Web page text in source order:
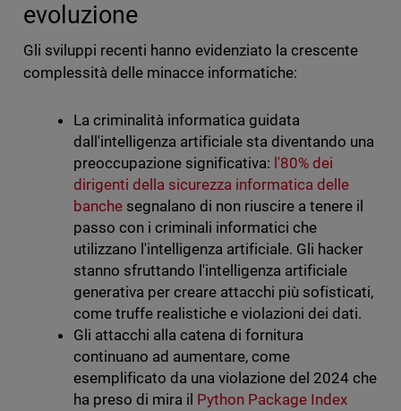
evoluzione
Gli sviluppi recenti hanno evidenziato la crescente
complessità delle minacce informatiche:
La criminalità informatica guidata
dall'intelligenza artificiale sta diventando una
preoccupazione significativa: l'80% dei
dirigenti della sicurezza informatica delle
banchesegnalano di non riuscire a tenere il
passo con i criminali informatici che
utilizzano l'intelligenza artificiale. Gli hacker
stanno sfruttando l'intelligenza artificiale
generativa per creare attacchi più sofisticati,
come truffe realistiche e violazioni dei dati.
Gli attacchi alla catena di fornitura
continuano ad aumentare, come
esemplificato da una violazione del 2024 che
ha preso di mira il Python Package Index